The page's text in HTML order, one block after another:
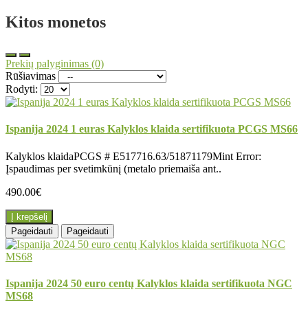
Kitos monetos
Prekių palyginimas (0)
Rūšiavimas
Rodyti:
Ispanija 2024 1 euras Kalyklos klaida sertifikuota PCGS MS66
Kalyklos klaidaPCGS # E517716.63/51871179Mint Error:
Įspaudimas per svetimkūnį (metalo priemaiša ant..
490.00€
Į krepšelį
Pageidauti
Pageidauti
Ispanija 2024 50 euro centų Kalyklos klaida sertifikuota NGC
MS68